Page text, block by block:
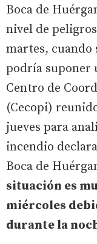
Boca de
nivel de
martes, cuando
podría suponer
Centro de
(Cecopi)
jueves para
incendio
Boca de
situación es
miércoles
durante la